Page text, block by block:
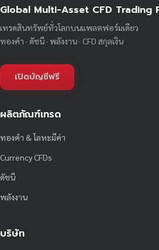
Global Multi-Asset CFD Trading
เทรดสินทรัพย์ทั่วโลกบนแพลตฟอร์มเดียว
ทองคำ · ดัชนี · พลังงาน · CFD สกุลเงิน
เปิดบัญชีฟรี
ผลิตภัณฑ์เทรด
ทองคำ & โลหะมีค่า
Currency CFDs
ดัชนี
พลังงาน
บริษัท